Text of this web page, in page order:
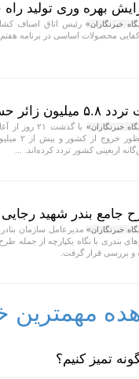
بهره وری تولید
خبرنگاران» رئیس اتاق اصناف
محصولات اساسی در برنامه
از مرزهای اربعینی در سفرهای رفت و برگشت
خبرنگاران»
اربعینی کشور تردد کرده‌اند. ...
جامع بندر شهید
خبرنگاران»مدیرعامل سازمان
بندری با نگاه یکپارچه از جمله
و بررسی قرار گرفت.
مهمترین
تمیز کنیم؟